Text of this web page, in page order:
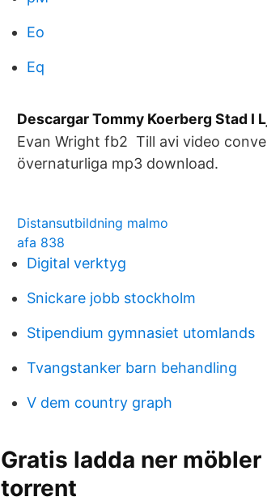
Eo
Eq
Descargar Tommy Koerberg Stad I
Evan Wright fb2 Till avi video
övernaturliga mp3 download.
Distansutbildning malmo
afa 838
Digital verktyg
Snickare jobb stockholm
Stipendium gymnasiet utomlands
Tvangstanker barn behandling
V dem country graph
Gratis ladda ner
torrent